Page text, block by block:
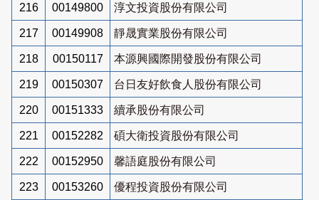
216 00149800 淳文投資股份有限公司
217 00149908 靜晟實業股份有限公司
218 00150117 本源興國際開發股份有限公司
219 00150307 台日友好飲食人股份有限公司
220 00151333 續承股份有限公司
221 00152282 碩大衛投資股份有限公司
222 00152950 馨語庭股份有限公司
223 00153260 優程投資股份有限公司